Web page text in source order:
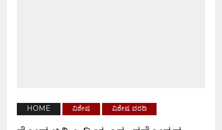
HOME ವಿಶೇಷ ವಿಶೇಷ ವರದಿ